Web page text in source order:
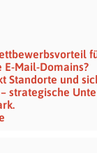
Mail-Domains?
Standorte und
strategische